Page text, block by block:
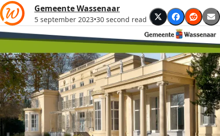
Gemeente Wassenaar
5 september 2023•30 second read